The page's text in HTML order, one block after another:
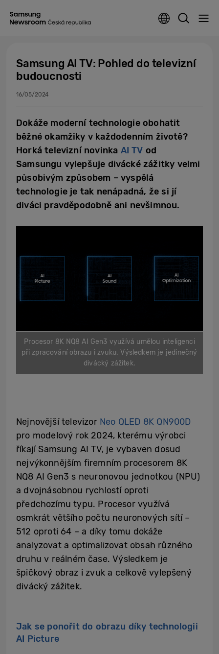
Samsung AI TV: Pohled do televizní
budoucnosti
16/05/2024
Dokáže moderní technologie obohatit
běžné okamžiky v každodenním životě?
Horká televizní novinka AI TV od
Samsungu vylepšuje divácké zážitky velmi
působivým způsobem – vyspělá
technologie je tak nenápadná, že si jí
diváci pravděpodobně ani nevšimnou.
Procesor 8K NQ8 AI Gen3 využívá umělou inteligenci
při zpracování obrazu i zvuku. Výsledkem je jedinečný
divácký zážitek.
Nejnovější televizor Neo QLED 8K QN900D
pro modelový rok 2024, kterému výrobci
říkají Samsung AI TV, je vybaven dosud
nejvýkonnějším firemním procesorem 8K
NQ8 AI Gen3 s neuronovou jednotkou (NPU)
a dvojnásobnou rychlostí oproti
předchozímu typu. Procesor využívá
osmkrát většího počtu neuronových sítí –
512 oproti 64 – a díky tomu dokáže
analyzovat a optimalizovat obsah různého
druhu v reálném čase. Výsledkem je
špičkový obraz i zvuk a celkově vylepšený
divácký zážitek.
Jak se ponořit do obrazu díky technologii
AI Picture